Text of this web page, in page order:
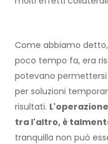
Come abbiamo
poco tempo fa, era
potevano permettersi
per soluzioni
risultati.
tra l'altro, è
tranquilla non può